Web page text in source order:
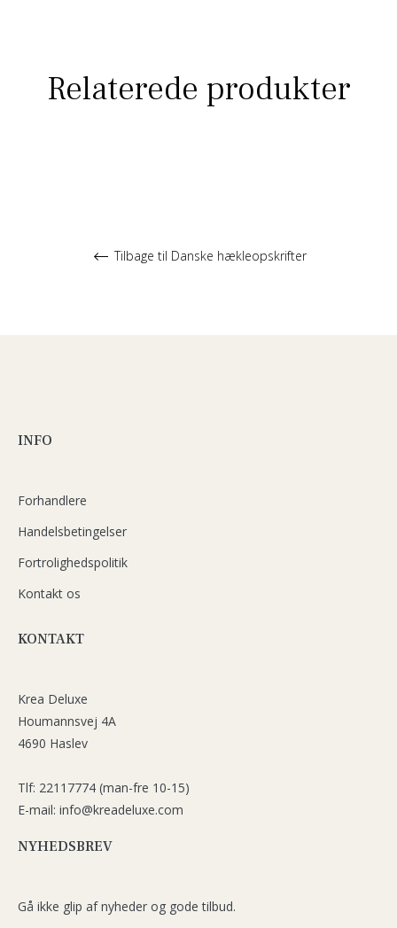
Relaterede produkter
Tilbage til Danske hækleopskrifter
INFO
Forhandlere
Handelsbetingelser
Fortrolighedspolitik
Kontakt os
KONTAKT
Krea Deluxe
Houmannsvej 4A
4690 Haslev
Tlf: 22117774 (man-fre 10-15)
E-mail: info@kreadeluxe.com
NYHEDSBREV
Gå ikke glip af nyheder og gode tilbud.